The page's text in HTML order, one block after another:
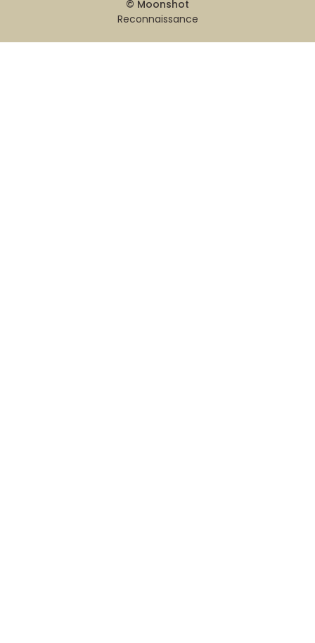
© Moonshot
Reconnaissance